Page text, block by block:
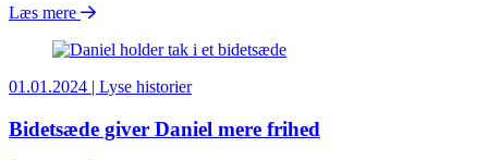
Læs mere
01.01.2024 | Lyse historier
Bidetsæde giver Daniel mere frihed